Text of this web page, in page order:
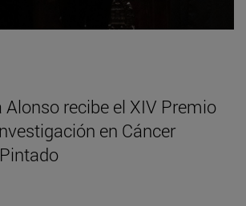
Alonso recibe el XIV Premio
en Cáncer